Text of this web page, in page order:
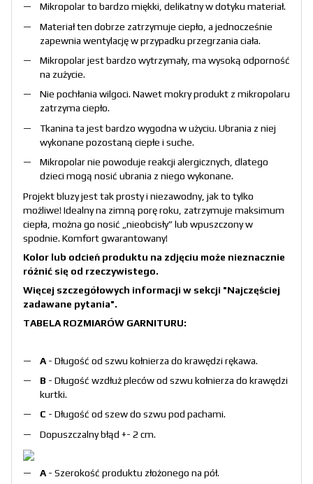
Mikropolar to bardzo miękki, delikatny w dotyku materiał.
Materiał ten dobrze zatrzymuje ciepło, a jednocześnie
zapewnia wentylację w przypadku przegrzania ciała.
Mikropolar jest bardzo wytrzymały, ma wysoką odporność
na zużycie.
Nie pochłania wilgoci. Nawet mokry produkt z mikropolaru
zatrzyma ciepło.
Tkanina ta jest bardzo wygodna w użyciu. Ubrania z niej
wykonane pozostaną ciepłe i suche.
Mikropolar nie powoduje reakcji alergicznych, dlatego
dzieci mogą nosić ubrania z niego wykonane.
Projekt bluzy jest tak prosty i niezawodny, jak to tylko
możliwe! Idealny na zimną porę roku, zatrzymuje maksimum
ciepła, można go nosić „nieobcisły” lub wpuszczony w
spodnie. Komfort gwarantowany!
Kolor lub odcień produktu na zdjęciu może nieznacznie
różnić się od rzeczywistego.
Więcej szczegółowych informacji w sekcji "Najczęściej
zadawane pytania".
TABELA ROZMIARÓW GARNITURU:
A - Długość od szwu kołnierza do krawędzi rękawa.
B - Długość wzdłuż pleców od szwu kołnierza do krawędzi
kurtki.
C - Długość od szew do szwu pod pachami.
Dopuszczalny błąd +- 2 cm.
A- Szerokość produktu złożonego na pół.